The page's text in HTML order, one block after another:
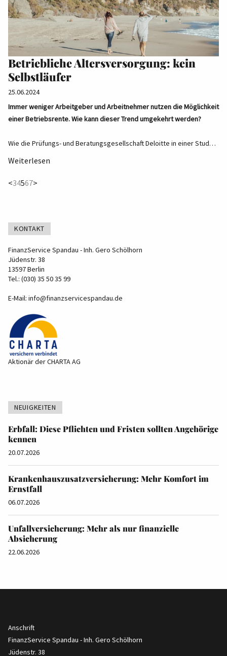
Betriebliche Altersversorgung: kein
Selbstläufer
25.06.2024
Immer weniger Arbeitgeber und Arbeitnehmer nutzen die Möglichkeit
einer Betriebsrente. Wie kann dieser Trend umgekehrt werden?
Wie die Prüfungs- und Beratungsgesellschaft Deloitte in einer Stud…
Weiterlesen
<345(current)
67>
KONTAKT
FinanzService Spandau - Inh. Gero Schölhorn
Jüdenstr. 38
13597 Berlin
Tel.: (030) 35 50 35 99
E-Mail: info@finanzservicespandau.de
Aktionär der CHARTA AG
NEUIGKEITEN
Erbfall: Diese Pflichten und Fristen sollten Angehörige
kennen
20.07.2026
Krankenhauszusatzversicherung: Mehr Komfort im
Ernstfall
06.07.2026
Unfallversicherung: Mehr als nur finanzielle
Absicherung
22.06.2026
Anschrift
FinanzService Spandau - Inh. Gero Schölhorn
Jüdenstr. 38